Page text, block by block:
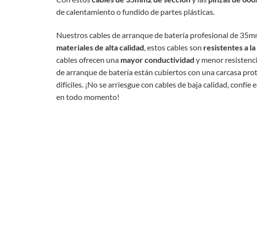
de calentamiento o fundido de partes plásticas.
Nuestros cables de arranque de batería profesional de
materiales de alta calidad, estos cables son resistentes a
cables ofrecen una mayor conductividad y menor
de arranque de batería están cubiertos con una carcasa
difíciles. ¡No se arriesgue con cables de baja calidad,
en todo momento!